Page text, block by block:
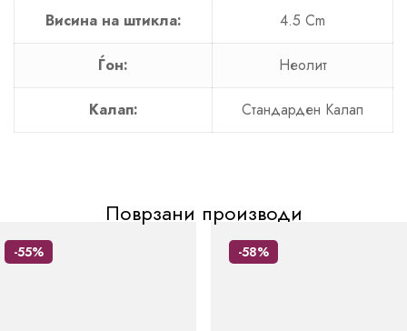
Висина на штикла: 4.5 Cm
Ѓон: Неолит
Калап: Стандарден Калап
Поврзани производи
-55% -58%